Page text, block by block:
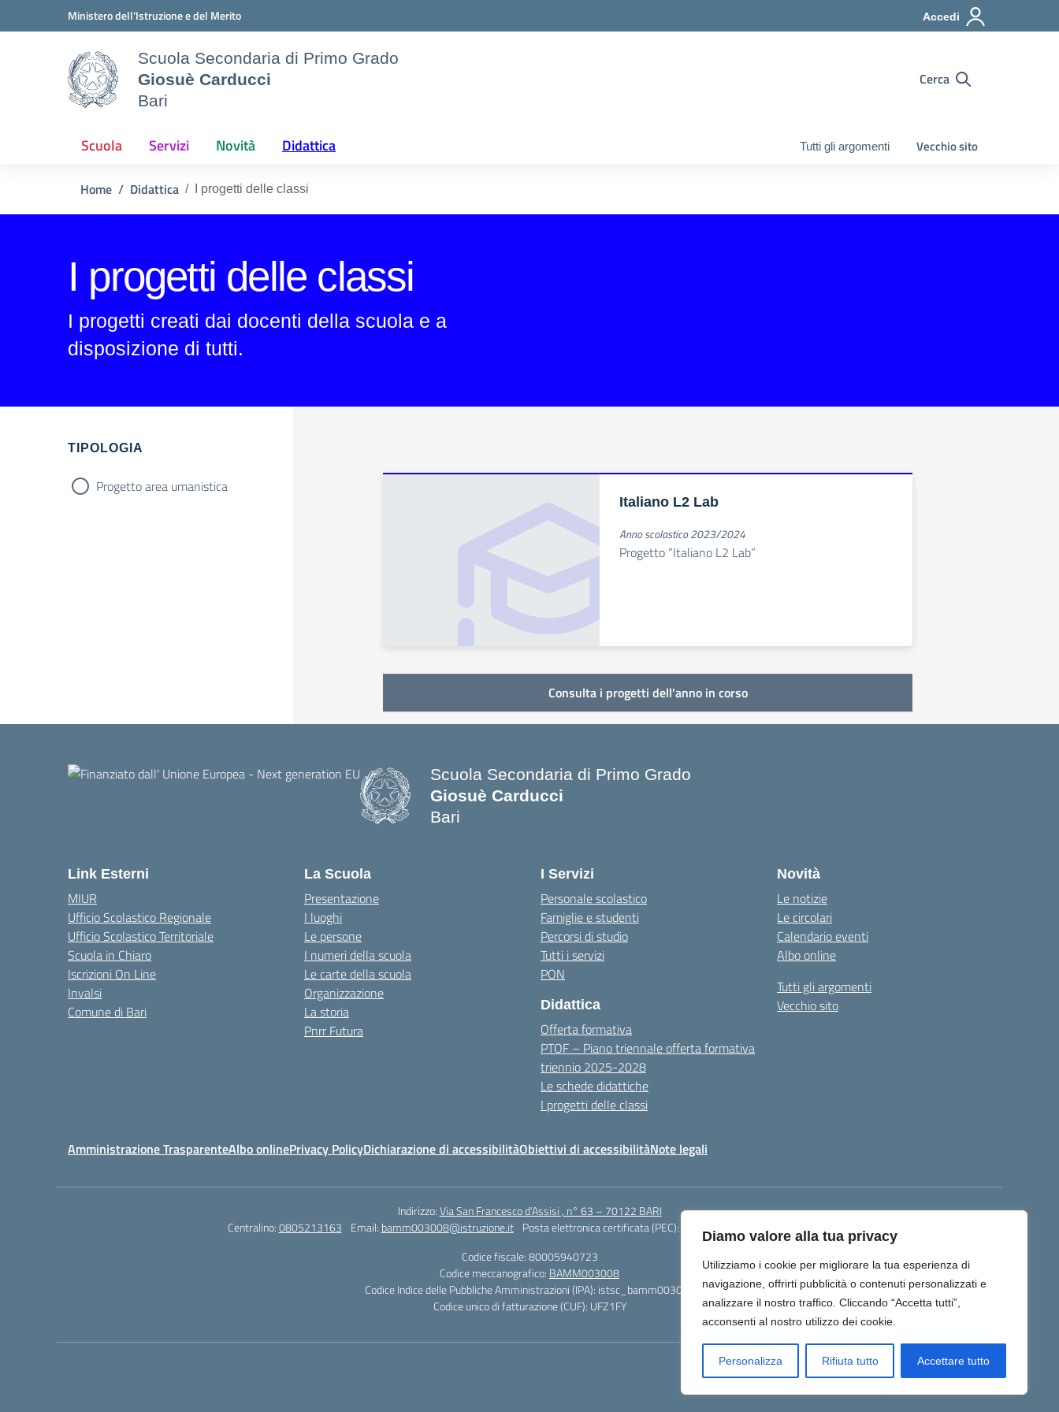
Diamo valore alla tua privacy
Utilizziamo i cookie per migliorare la tua esperienza di
navigazione, offrirti pubblicità o contenuti personalizzati e
analizzare il nostro traffico. Cliccando “Accetta tutti”,
acconsenti al nostro utilizzo dei cookie.
Personalizza Rifiuta tutto Accettare tutto
Vai ai contenuti
Vai al menu di navigazioneMinistero dell'Istruzione e del Merito Accedi
Scuola Secondaria di Primo Grado
Giosuè Carducci
Bari
Cerca
Scuola Servizi Novità Didattica Tutti gli argomenti Vecchio sito
Home Didattica I progetti delle classi
I progetti delle classi
I progetti creati dai docenti della scuola e a
disposizione di tutti.
TIPOLOGIA
Progetto area umanistica
Italiano L2 Lab
Anno scolastico 2023/2024
Progetto “Italiano L2 Lab”
Consulta i progetti dell'anno in corso
Scuola Secondaria di Primo Grado
Giosuè Carducci
Bari
Link Esterni
MIUR
Ufficio Scolastico Regionale
Ufficio Scolastico Territoriale
Scuola in Chiaro
Iscrizioni On Line
Invalsi
Comune di Bari
La Scuola
Presentazione
I luoghi
Le persone
I numeri della scuola
Le carte della scuola
Organizzazione
La storia
Pnrr Futura
I Servizi
Personale scolastico
Famiglie e studenti
Percorsi di studio
Tutti i servizi
PON
Didattica
Offerta formativa
PTOF – Piano triennale offerta formativa
triennio 2025-2028
Le schede didattiche
I progetti delle classi
Novità
Le notizie
Le circolari
Calendario eventi
Albo online
Tutti gli argomenti
Vecchio sito
Amministrazione TrasparenteAlbo onlinePrivacy PolicyDichiarazione di accessibilitàObiettivi di accessibilitàNote legali
Indirizzo:Via San Francesco d’Assisi , n° 63 – 70122 BARI
Centralino:0805213163 Email: bamm003008@istruzione.it Posta elettronica certificata (PEC):
bamm003008@pec.istruzione.it
Codice fiscale: 80005940723
Codice meccanografico: BAMM003008
Codice Indice delle Pubbliche Amministrazioni (IPA): istsc_bamm003008
Codice unico di fatturazione (CUF): UFZ1FY
Idea e progetto di Designers Italia